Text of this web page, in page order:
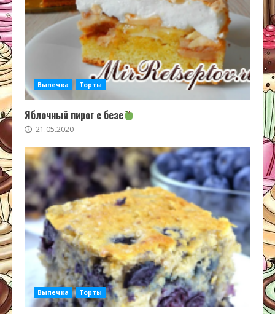
Выпечка Торты
Яблочный пирог с безе
21.05.2020
Выпечка Торты